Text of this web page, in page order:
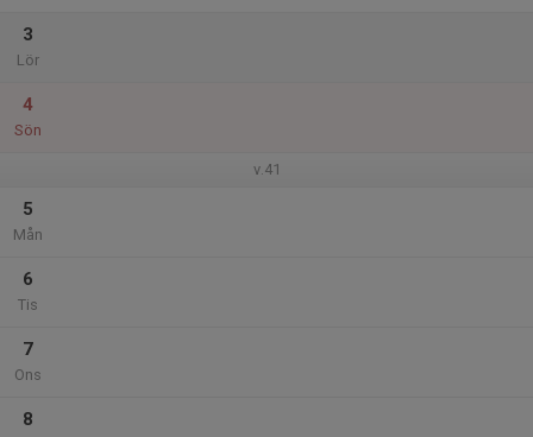
3
Lör
4
Sön
v.41
5
Mån
6
Tis
7
Ons
8